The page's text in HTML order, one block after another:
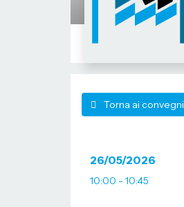
Torna ai convegni
26/05/2026
10:00 - 10:45